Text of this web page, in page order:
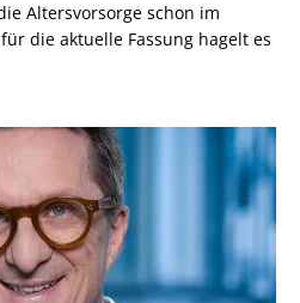
Altersvorsorge schon im
die aktuelle Fassung hagelt es